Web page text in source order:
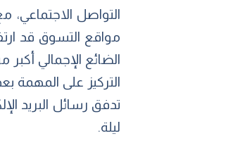
مواقع التسوق قد
التركيز على المهمة
ليلة.